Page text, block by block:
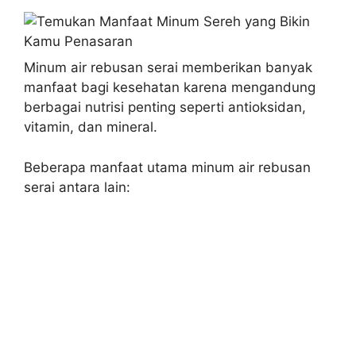
Minum air rebusan serai memberikan banyak
manfaat bagi kesehatan karena mengandung
berbagai nutrisi penting seperti antioksidan,
vitamin, dan mineral.
Beberapa manfaat utama minum air rebusan
serai antara lain: